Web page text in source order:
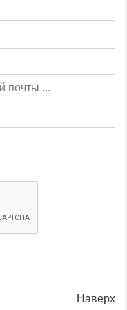
Наверх